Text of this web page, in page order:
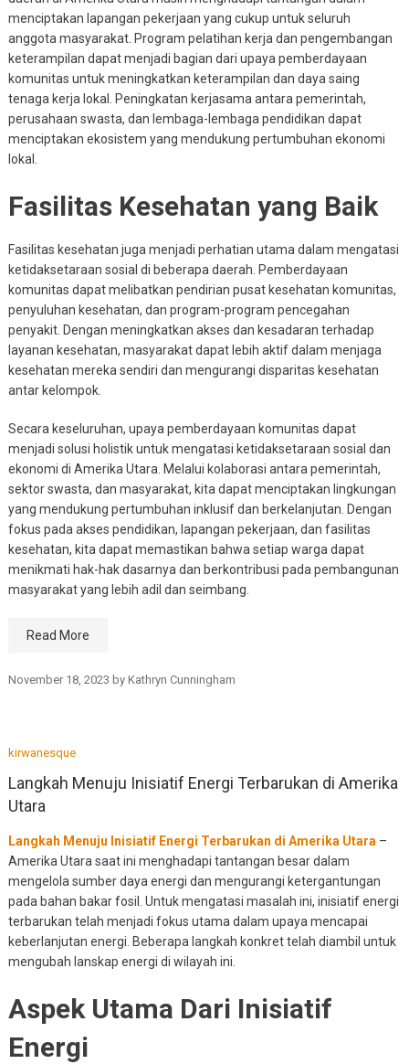
menciptakan lapangan pekerjaan yang cukup untuk seluruh
anggota masyarakat. Program pelatihan kerja dan pengembangan
keterampilan dapat menjadi bagian dari upaya pemberdayaan
komunitas untuk meningkatkan keterampilan dan daya saing
tenaga kerja lokal. Peningkatan kerjasama antara pemerintah,
perusahaan swasta, dan lembaga-lembaga pendidikan dapat
menciptakan ekosistem yang mendukung pertumbuhan ekonomi
lokal.
Fasilitas Kesehatan yang Baik
Fasilitas kesehatan juga menjadi perhatian utama dalam mengatasi
ketidaksetaraan sosial di beberapa daerah. Pemberdayaan
komunitas dapat melibatkan pendirian pusat kesehatan komunitas,
penyuluhan kesehatan, dan program-program pencegahan
penyakit. Dengan meningkatkan akses dan kesadaran terhadap
layanan kesehatan, masyarakat dapat lebih aktif dalam menjaga
kesehatan mereka sendiri dan mengurangi disparitas kesehatan
antar kelompok.
Secara keseluruhan, upaya pemberdayaan komunitas dapat
menjadi solusi holistik untuk mengatasi ketidaksetaraan sosial dan
ekonomi di Amerika Utara. Melalui kolaborasi antara pemerintah,
sektor swasta, dan masyarakat, kita dapat menciptakan lingkungan
yang mendukung pertumbuhan inklusif dan berkelanjutan. Dengan
fokus pada akses pendidikan, lapangan pekerjaan, dan fasilitas
kesehatan, kita dapat memastikan bahwa setiap warga dapat
menikmati hak-hak dasarnya dan berkontribusi pada pembangunan
masyarakat yang lebih adil dan seimbang.
Read More
November 18, 2023 by Kathryn Cunningham
kirwanesque
Langkah Menuju Inisiatif Energi Terbarukan di Amerika
Utara
Langkah Menuju Inisiatif Energi Terbarukan di Amerika Utara –
Amerika Utara saat ini menghadapi tantangan besar dalam
mengelola sumber daya energi dan mengurangi ketergantungan
pada bahan bakar fosil. Untuk mengatasi masalah ini, inisiatif energi
terbarukan telah menjadi fokus utama dalam upaya mencapai
keberlanjutan energi. Beberapa langkah konkret telah diambil untuk
mengubah lanskap energi di wilayah ini.
Aspek Utama Dari Inisiatif
Energi